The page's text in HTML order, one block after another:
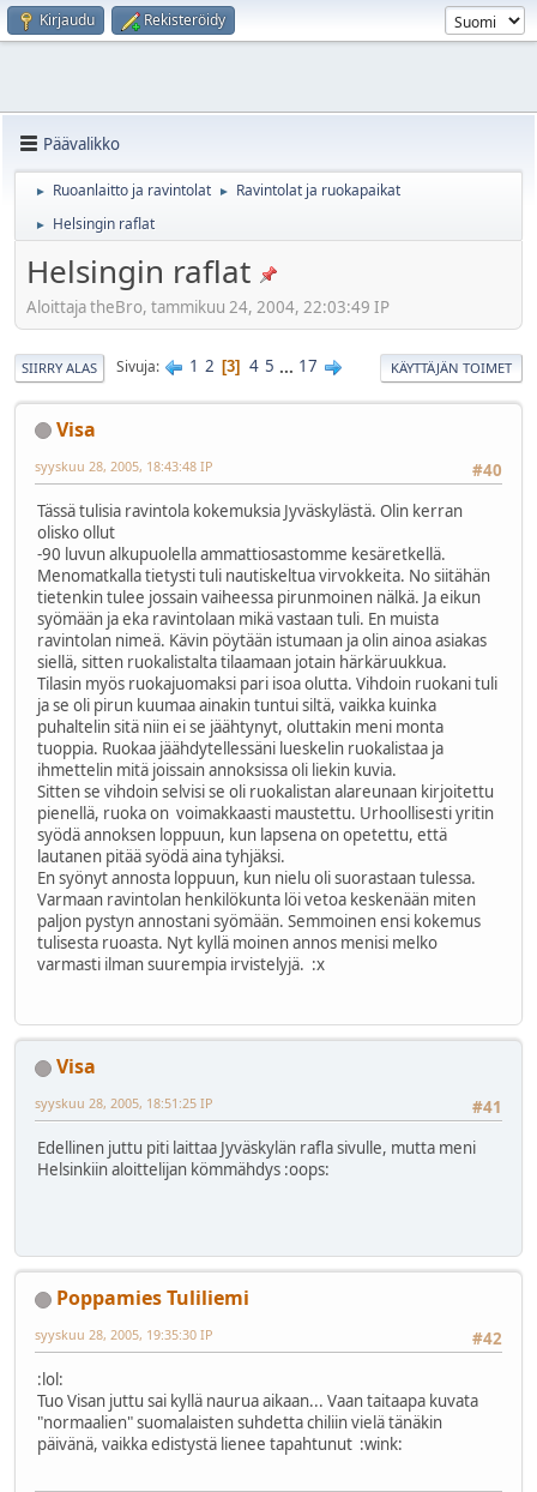
Kirjaudu Rekisteröidy
Päävalikko
► Ruoanlaitto ja ravintolat ► Ravintolat ja ruokapaikat
► Helsingin raflat
Helsingin raflat
Aloittaja theBro, tammikuu 24, 2004, 22:03:49 IP
SIIRRY ALAS Sivuja 1 2 3 4 5 ... 17 KÄYTTÄJÄN TOIMET
Visa
#40
syyskuu 28, 2005, 18:43:48 IP
Tässä tulisia ravintola kokemuksia Jyväskylästä. Olin kerran
olisko ollut
-90 luvun alkupuolella ammattiosastomme kesäretkellä.
Menomatkalla tietysti tuli nautiskeltua virvokkeita. No siitähän
tietenkin tulee jossain vaiheessa pirunmoinen nälkä. Ja eikun
syömään ja eka ravintolaan mikä vastaan tuli. En muista
ravintolan nimeä. Kävin pöytään istumaan ja olin ainoa asiakas
siellä, sitten ruokalistalta tilaamaan jotain härkäruukkua.
Tilasin myös ruokajuomaksi pari isoa olutta. Vihdoin ruokani tuli
ja se oli pirun kuumaa ainakin tuntui siltä, vaikka kuinka
puhaltelin sitä niin ei se jäähtynyt, oluttakin meni monta
tuoppia. Ruokaa jäähdytellessäni lueskelin ruokalistaa ja
ihmettelin mitä joissain annoksissa oli liekin kuvia.
Sitten se vihdoin selvisi se oli ruokalistan alareunaan kirjoitettu
pienellä, ruoka on voimakkaasti maustettu. Urhoollisesti yritin
syödä annoksen loppuun, kun lapsena on opetettu, että
lautanen pitää syödä aina tyhjäksi.
En syönyt annosta loppuun, kun nielu oli suorastaan tulessa.
Varmaan ravintolan henkilökunta löi vetoa keskenään miten
paljon pystyn annostani syömään. Semmoinen ensi kokemus
tulisesta ruoasta. Nyt kyllä moinen annos menisi melko
varmasti ilman suurempia irvistelyjä. :x
Visa
#41
syyskuu 28, 2005, 18:51:25 IP
Edellinen juttu piti laittaa Jyväskylän rafla sivulle, mutta meni
Helsinkiin aloittelijan kömmähdys :oops:
Poppamies Tuliliemi
#42
syyskuu 28, 2005, 19:35:30 IP
:lol:
Tuo Visan juttu sai kyllä naurua aikaan... Vaan taitaapa kuvata
"normaalien" suomalaisten suhdetta chiliin vielä tänäkin
päivänä, vaikka edistystä lienee tapahtunut :wink: